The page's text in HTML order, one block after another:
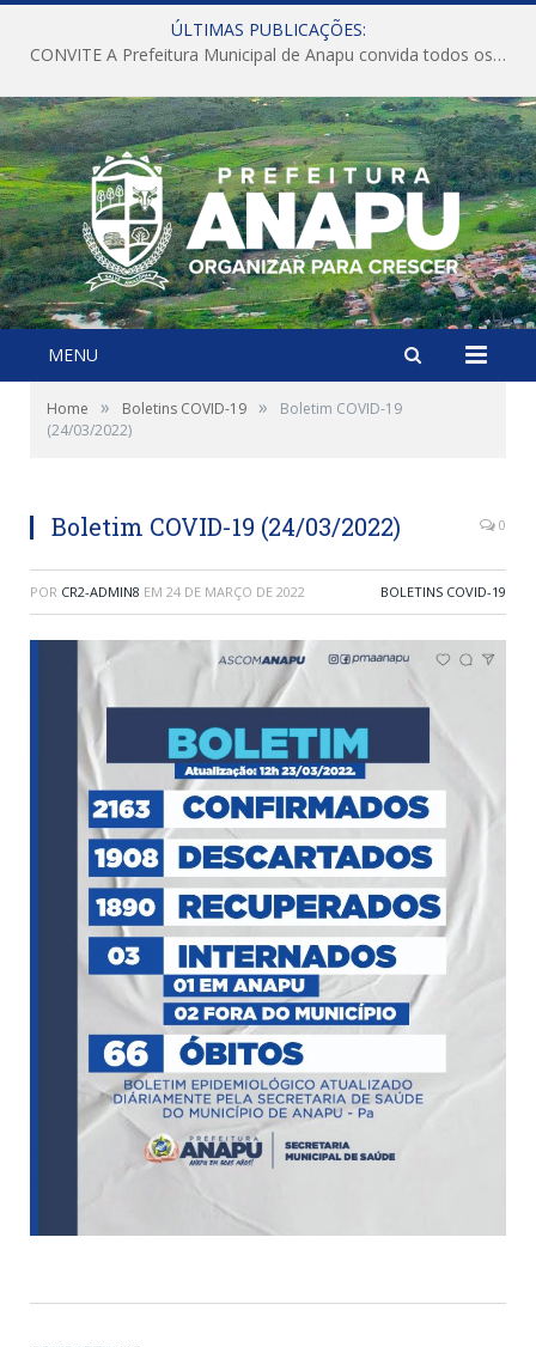
ÚLTIMAS PUBLICAÇÕES:
CONVITE A Prefeitura Municipal de Anapu convida todos os servidores públicos municipais para participarem da Audiência Pública de discussão da Lei de Diretrizes Orçamentárias (LDO), importante instrumento de planejamento das ações e investimentos da Administração Pública para o próximo exercício financeiro.
MENU
Home » Boletins COVID-19 »
Boletim COVID-19
(24/03/2022)
Boletim COVID-19 (24/03/2022) 0
POR CR2-ADMIN8 EM 24 DE MARÇO DE 2022 BOLETINS COVID-19